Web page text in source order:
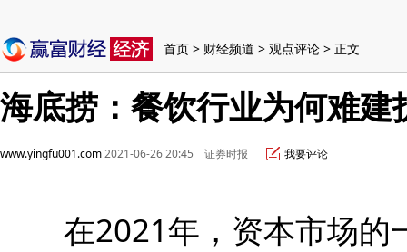
首页 > 财经频道 > 观点评论 > 正文
海底捞：餐饮行业为何难建
www.yingfu001.com2021-06-26 20:45 证券时报 我要评论
在2021年，资本市场的